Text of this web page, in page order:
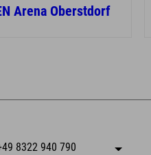
Arena Oberstdorf
8322 940 790